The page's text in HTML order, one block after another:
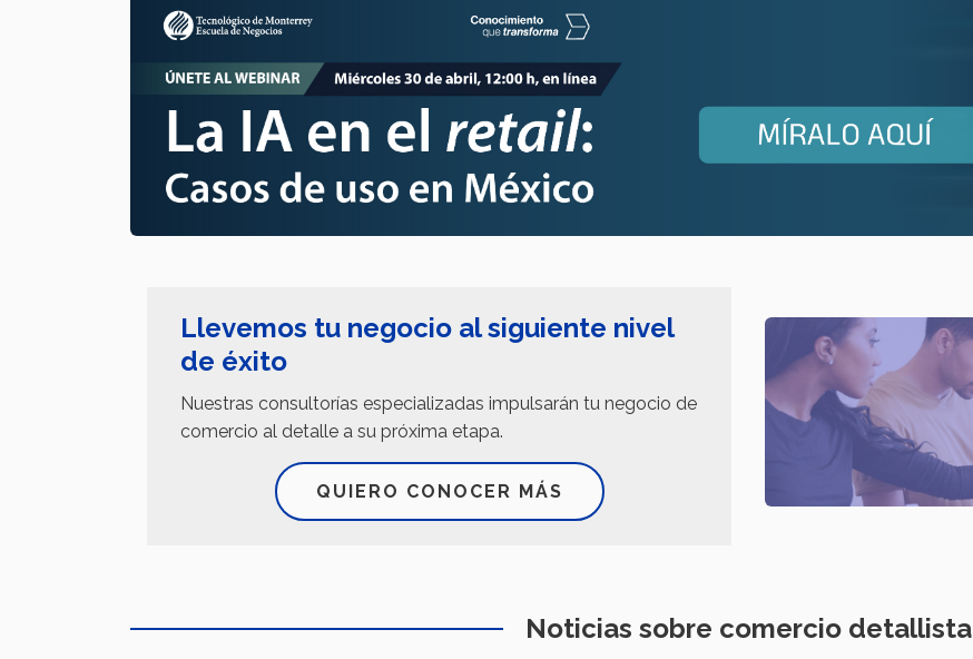
Llevemos tu negocio al siguiente nivel
de éxito
Nuestras consultorías especializadas impulsarán tu negocio de
comercio al detalle a su próxima etapa.
QUIERO CONOCER MÁS
Noticias sobre comercio detallista